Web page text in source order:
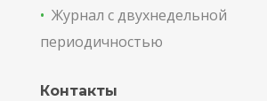
• Журнал с двухнедельной
периодичностью
Контакты